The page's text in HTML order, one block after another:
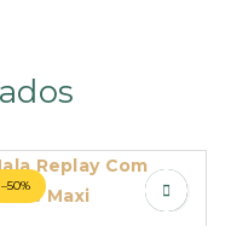
–50%